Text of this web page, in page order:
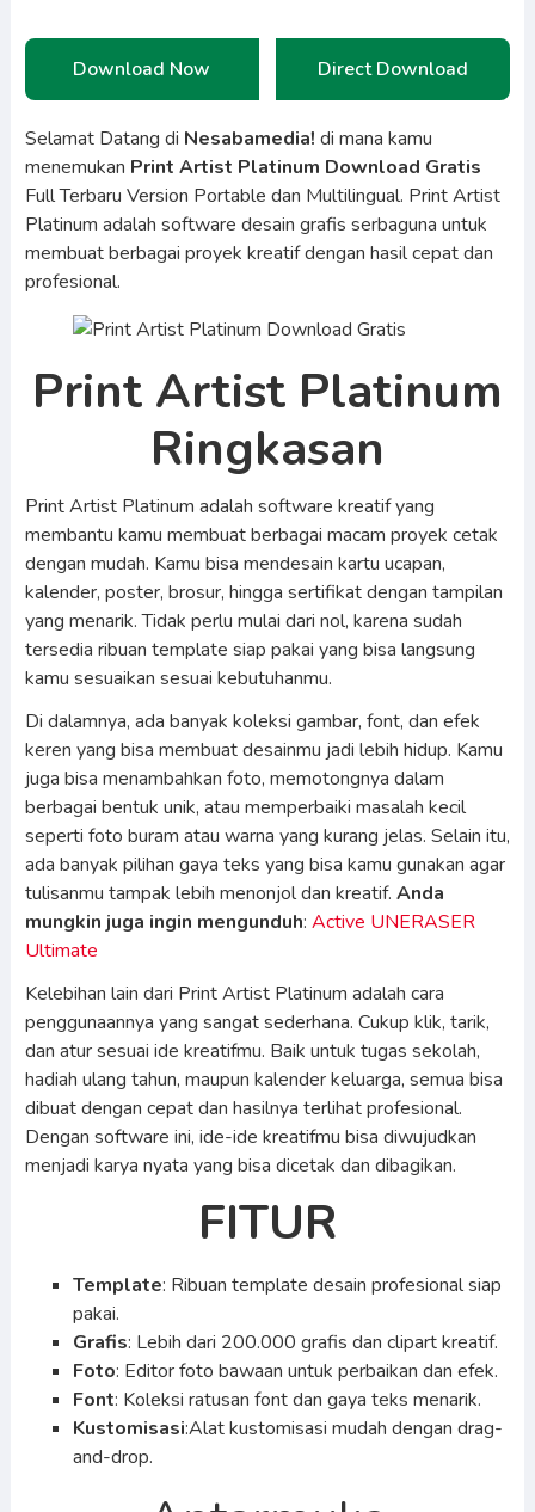
Download Now Direct Download
Selamat Datang di Nesabamedia! di mana kamu
menemukan Print Artist Platinum Download Gratis
Full Terbaru Version Portable dan Multilingual. Print Artist
Platinum adalah software desain grafis serbaguna untuk
membuat berbagai proyek kreatif dengan hasil cepat dan
profesional.
Print Artist Platinum
Ringkasan
Print Artist Platinum adalah software kreatif yang
membantu kamu membuat berbagai macam proyek cetak
dengan mudah. Kamu bisa mendesain kartu ucapan,
kalender, poster, brosur, hingga sertifikat dengan tampilan
yang menarik. Tidak perlu mulai dari nol, karena sudah
tersedia ribuan template siap pakai yang bisa langsung
kamu sesuaikan sesuai kebutuhanmu.
Di dalamnya, ada banyak koleksi gambar, font, dan efek
keren yang bisa membuat desainmu jadi lebih hidup. Kamu
juga bisa menambahkan foto, memotongnya dalam
berbagai bentuk unik, atau memperbaiki masalah kecil
seperti foto buram atau warna yang kurang jelas. Selain itu,
ada banyak pilihan gaya teks yang bisa kamu gunakan agar
tulisanmu tampak lebih menonjol dan kreatif. Anda
mungkin juga ingin mengunduh: Active UNERASER
Ultimate
Kelebihan lain dari Print Artist Platinum adalah cara
penggunaannya yang sangat sederhana. Cukup klik, tarik,
dan atur sesuai ide kreatifmu. Baik untuk tugas sekolah,
hadiah ulang tahun, maupun kalender keluarga, semua bisa
dibuat dengan cepat dan hasilnya terlihat profesional.
Dengan software ini, ide-ide kreatifmu bisa diwujudkan
menjadi karya nyata yang bisa dicetak dan dibagikan.
FITUR
Template: Ribuan template desain profesional siap
pakai.
Grafis: Lebih dari 200.000 grafis dan clipart kreatif.
Foto: Editor foto bawaan untuk perbaikan dan efek.
Font: Koleksi ratusan font dan gaya teks menarik.
Kustomisasi:Alat kustomisasi mudah dengan drag-
and-drop.